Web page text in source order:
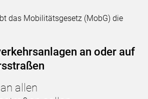
das Mobilitätsgesetz (MobG) die
an oder auf
allen